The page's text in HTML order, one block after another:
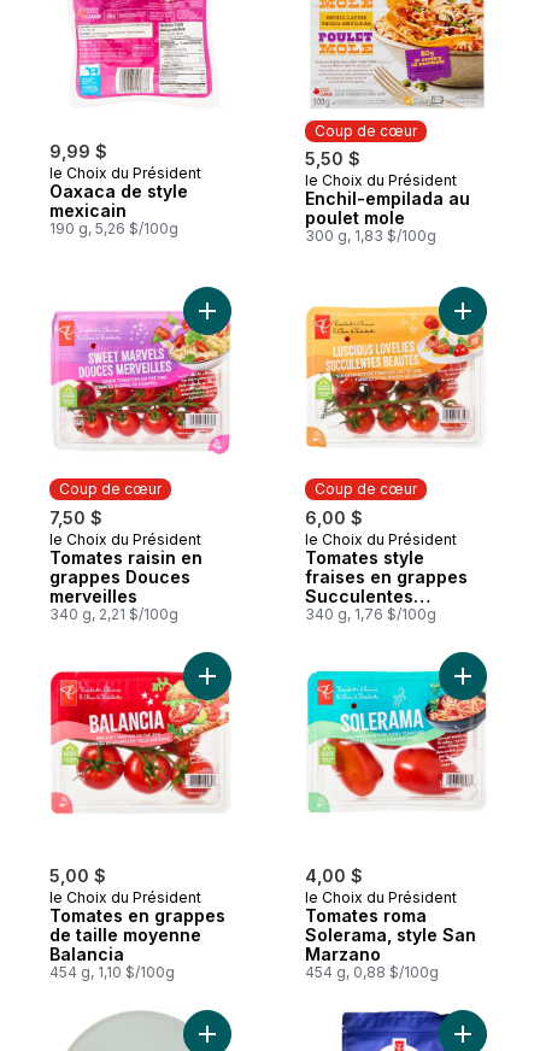
9,99 $
le Choix du Président
Oaxaca de style
mexicain
190 g, 5,26 $/100g
Coup de cœur
5,50 $
Coup de cœur
le Choix du Président
Enchil-empilada au
poulet mole
300 g, 1,83 $/100g
Coup de cœur
7,50 $
Coup de cœur
le Choix du Président
Tomates raisin en
grappes Douces
merveilles
340 g, 2,21 $/100g
Ajouter Tomates raisin en grappes
Coup de cœur
6,00 $
Coup de cœur
le Choix du Président
Tomates style
fraises en grappes
Succulentes
beautés
340 g, 1,76 $/100g
Ajouter
5,00 $
le Choix du Président
Tomates en grappes
de taille moyenne
Balancia
454 g, 1,10 $/100g
Ajouter Tomates en grappes de taille
4,00 $
le Choix du Président
Tomates roma
Solerama, style San
Marzano
454 g, 0,88 $/100g
Ajouter
Ajouter Contenant à salade Verdure et
Ajouter